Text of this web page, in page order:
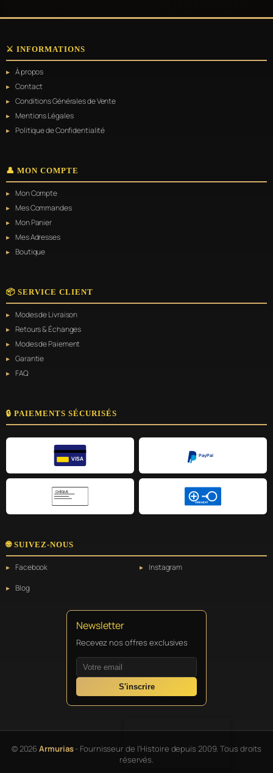
⚔️ INFORMATIONS
À propos
Contact
Conditions Générales de Vente
Mentions Légales
Politique de Confidentialité
👤 MON COMPTE
Mon Compte
Mes Commandes
Mon Panier
Mes Adresses
Boutique
📦 SERVICE CLIENT
Modes de Livraison
Retours & Échanges
Modes de Paiement
Garantie
FAQ
🔒 PAIEMENTS SÉCURISÉS
VISA
PayPal
CHÈQUE
VIREMENT
🌐 SUIVEZ-NOUS
Facebook
Instagram
Blog
Newsletter
Recevez nos offres exclusives
S'inscrire
© 2026Armurias- Fournisseur de l'Histoire depuis 2009. Tous droits
réservés.